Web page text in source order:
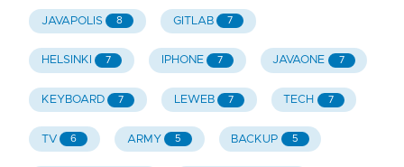
JAVAPOLIS 8 GITLAB 7
HELSINKI 7 IPHONE 7 JAVAONE 7
KEYBOARD 7 LEWEB 7 TECH 7
TV 6 ARMY 5 BACKUP 5